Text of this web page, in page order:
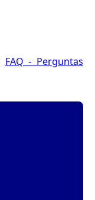
FAQ - Perguntas